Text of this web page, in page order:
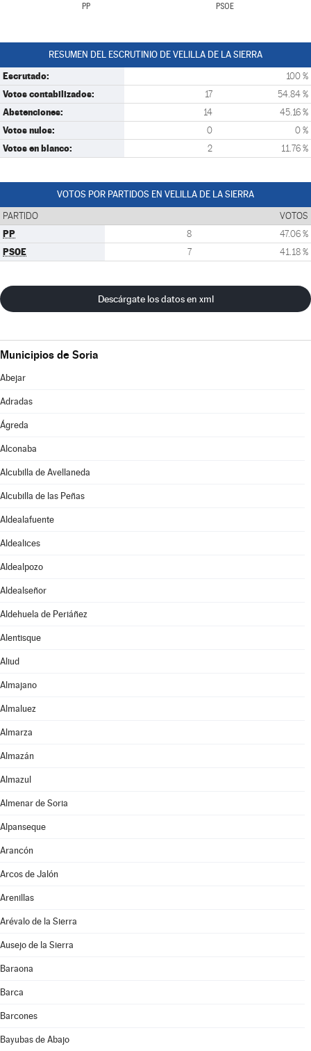
PP PSOE
RESUMEN DEL ESCRUTINIO DE VELILLA DE LA SIERRA
Escrutado: 100 %
Votos contabilizados: 17 54.84 %
Abstenciones: 14 45.16 %
Votos nulos: 0 0 %
Votos en blanco: 2 11.76 %
VOTOS POR PARTIDOS EN VELILLA DE LA SIERRA
PARTIDO VOTOS
PP 8 47.06 %
PSOE 7 41.18 %
Descárgate los datos en xml
Municipios de Soria
Abejar
Adradas
Ágreda
Alconaba
Alcubilla de Avellaneda
Alcubilla de las Peñas
Aldealafuente
Aldealices
Aldealpozo
Aldealseñor
Aldehuela de Periáñez
Alentisque
Aliud
Almajano
Almaluez
Almarza
Almazán
Almazul
Almenar de Soria
Alpanseque
Arancón
Arcos de Jalón
Arenillas
Arévalo de la Sierra
Ausejo de la Sierra
Baraona
Barca
Barcones
Bayubas de Abajo